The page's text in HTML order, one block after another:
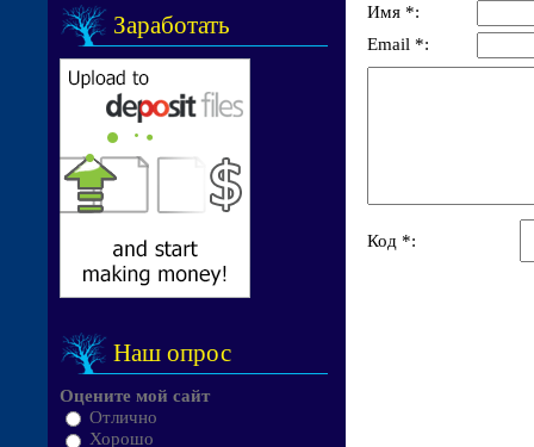
Заработать
Наш опрос
Оцените мой сайт
Отлично
Хорошо
Имя *:
Email *:
Код *: